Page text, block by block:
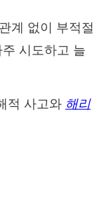
계 없이 부적절
시도하고 늘
적 사고와 해리